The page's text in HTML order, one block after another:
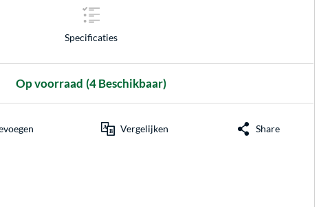
Specificaties
Op voorraad (4 Beschikbaar)
Vergelijken Share